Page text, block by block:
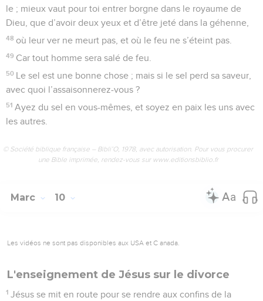
le ; mieux vaut pour toi entrer borgne dans le royaume de
Dieu, que d’avoir deux yeux et d’être jeté dans la géhenne,
48 où leur ver ne meurt pas, et où le feu ne s’éteint pas.
49 Car tout homme sera salé de feu.
50 Le sel est une bonne chose ; mais si le sel perd sa saveur,
avec quoi l’assaisonnerez-vous ?
51 Ayez du sel en vous-mêmes, et soyez en paix les uns avec
les autres.
© Société biblique française – Bibli’O, 1978, avec autorisation. Pour vous procurer
une Bible imprimée, rendez-vous sur www.editionsbiblio.fr
Marc 10
Les vidéos ne sont pas disponibles aux USA et C anada.
L'enseignement de Jésus sur le divorce
1 Jésus se mit en route pour se rendre aux confins de la